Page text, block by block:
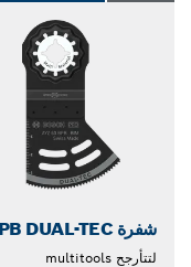
شفرة PRO AYZ 53 BPB DUAL-TEC
لتتأرجح multitools